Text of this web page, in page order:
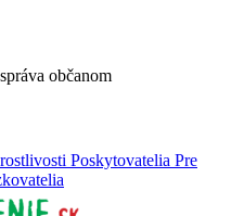
občanom
Poskytovatelia Pre